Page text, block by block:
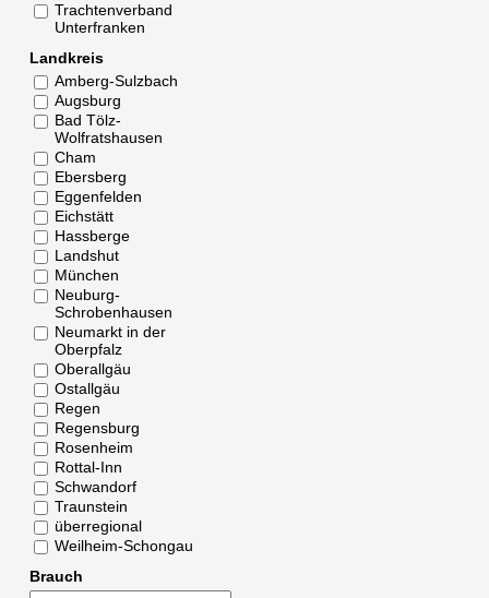
Trachtenverband
Unterfranken
Landkreis
Amberg-Sulzbach
Augsburg
Bad Tölz-
Wolfratshausen
Cham
Ebersberg
Eggenfelden
Eichstätt
Hassberge
Landshut
München
Neuburg-
Schrobenhausen
Neumarkt in der
Oberpfalz
Oberallgäu
Ostallgäu
Regen
Regensburg
Rosenheim
Rottal-Inn
Schwandorf
Traunstein
überregional
Weilheim-Schongau
Brauch